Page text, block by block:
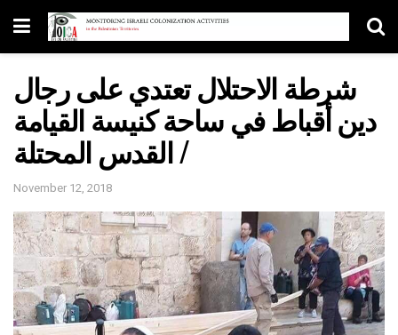
شرطة الاحتلال تعتدي على رجال
دين أقباط في ساحة كنيسة القيامة
/ القدس المحتلة
November 12, 2018